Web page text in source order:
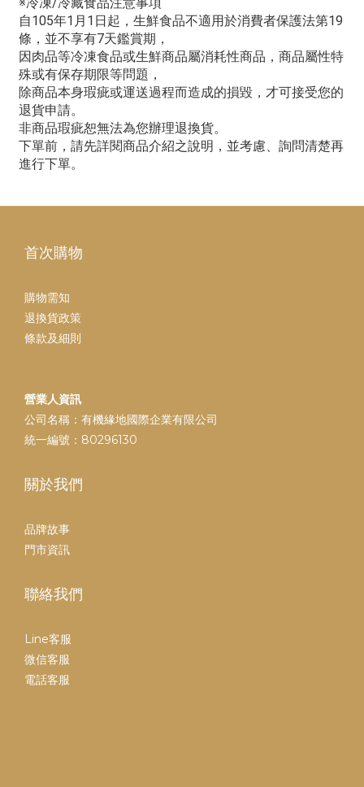
自105年1月1日起，生鮮食品不適用於消費者保護法第19
條，並不享有7天鑑賞期，
因肉品等冷凍食品或生鮮商品屬消耗性商品，商品屬性特
殊或有保存期限等問題，
除商品本身瑕疵或運送過程而造成的損毀，才可接受您的
退貨申請。
非商品瑕疵恕無法為您辦理退換貨。
下單前，請先詳閱商品介紹之說明，並考慮、詢問清楚再
進行下單。
首次購物
購物需知
退換貨政策
條款及細則
營業人資訊
公司名稱：有機緣地國際企業有限公司
統一編號：80296130
關於我們
品牌故事
門市資訊
聯絡我們
Line客服
微信客服
電話客服